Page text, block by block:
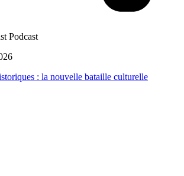
Podcast
: la nouvelle bataille culturelle